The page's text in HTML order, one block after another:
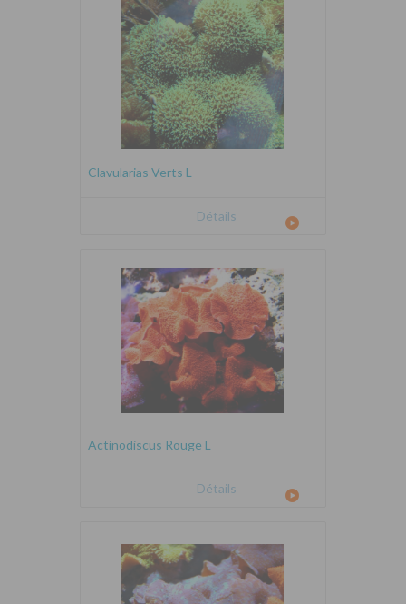
Clavularias Verts L
Détails
Actinodiscus Rouge L
Détails